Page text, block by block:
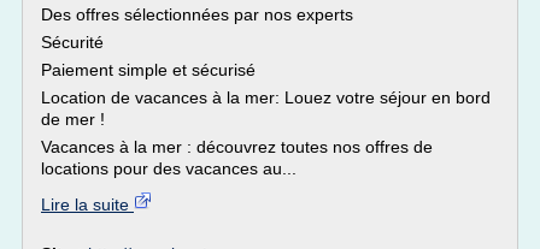
Des offres sélectionnées par nos experts
Sécurité
Paiement simple et sécurisé
Location de vacances à la mer: Louez votre séjour en bord
de mer !
Vacances à la mer : découvrez toutes nos offres de
locations pour des vacances au...
Lire la suite